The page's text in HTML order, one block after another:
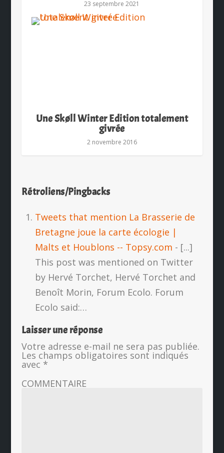
23 septembre 2021
Une Skøll Winter Edition totalement
givrée
2 novembre 2016
Rétroliens/Pingbacks
Tweets that mention La Brasserie de
Bretagne joue la carte écologie |
Malts et Houblons -- Topsy.com - [...]
This post was mentioned on Twitter
by Hervé Torchet, Hervé Torchet and
Benoît Morin, Forum Ecolo. Forum
Ecolo said:…
Laisser une réponse
Votre adresse e-mail ne sera pas publiée.
Les champs obligatoires sont indiqués
avec *
COMMENTAIRE